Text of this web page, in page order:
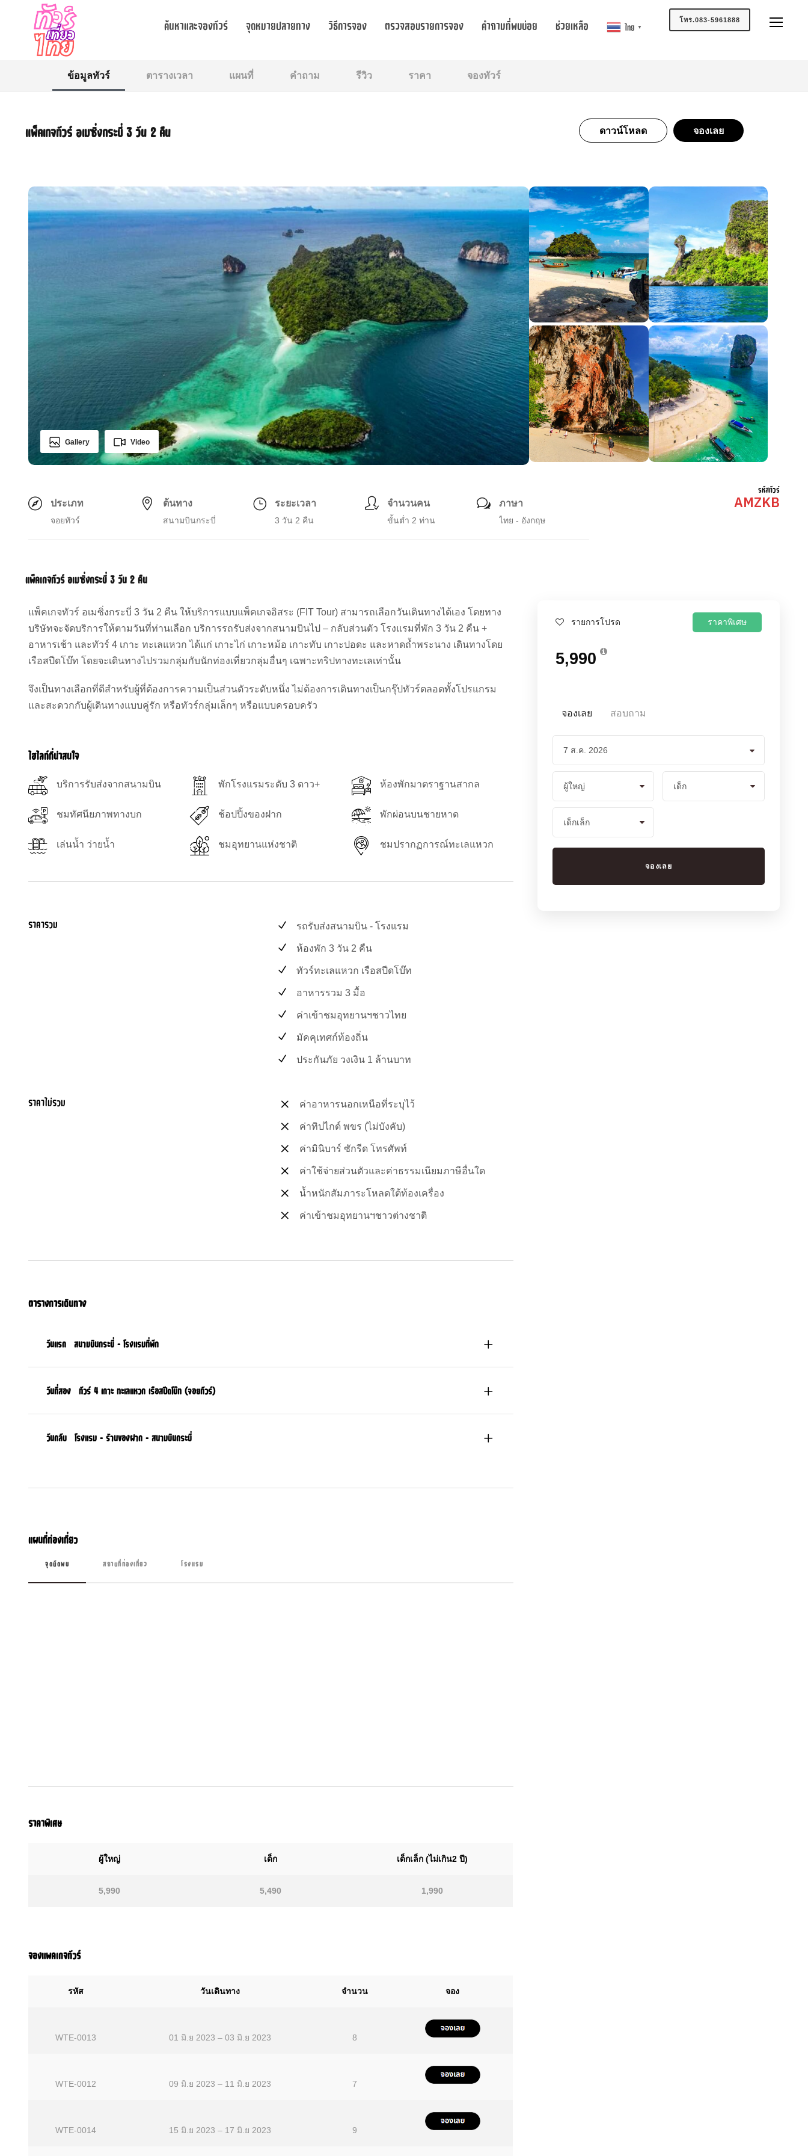
ค้นหาและจองทัวร์ จุดหมายปลายทาง วิธีการจอง ตรวจสอบรายการจอง คำถามที่พบบ่อย ช่วยเหลือ ไทย ▼
โทร.083-5961888
ข้อมูลทัวร์ ตารางเวลา แผนที่ คำถาม รีวิว ราคา จองทัวร์
แพ็คเกจทัวร์ อเมซิ่งกระบี่ 3 วัน 2 คืน ดาวน์โหลด จองเลย
Gallery Video
ประเภท
จอยทัวร์
ต้นทาง
สนามบินกระบี่
ระยะเวลา
3 วัน 2 คืน
จำนวนคน
ขั้นต่ำ 2 ท่าน
ภาษา
ไทย - อังกฤษ
รหัสทัวร์
AMZKB
แพ็คเกจทัวร์ อเมซิ่งกระบี่ 3 วัน 2 คืน
แพ็คเกจทัวร์ อเมซิ่งกระบี่ 3 วัน 2 คืน ให้บริการแบบแพ็คเกจอิสระ (FIT Tour) สามารถเลือกวันเดินทางได้เอง โดยทาง
บริษัทจะจัดบริการให้ตามวันที่ท่านเลือก บริการรถรับส่งจากสนามบินไป – กลับส่วนตัว โรงแรมที่พัก 3 วัน 2 คืน +
อาหารเช้า และทัวร์ 4 เกาะ ทะเลแหวก ได้แก่ เกาะไก่ เกาะหม้อ เกาะทับ เกาะปอดะ และหาดถ้ำพระนาง เดินทางโดย
เรือสปีดโบ๊ท โดยจะเดินทางไปรวมกลุ่มกับนักท่องเที่ยวกลุ่มอื่นๆ เฉพาะทริปทางทะเลเท่านั้น
จึงเป็นทางเลือกที่ดีสำหรับผู้ที่ต้องการความเป็นส่วนตัวระดับหนึ่ง ไม่ต้องการเดินทางเป็นกรุ๊ปทัวร์ตลอดทั้งโปรแกรม
และสะดวกกับผู้เดินทางแบบคู่รัก หรือทัวร์กลุ่มเล็กๆ หรือแบบครอบครัว
ไฮไลท์ที่น่าสนใจ
บริการรับส่งจากสนามบิน พักโรงแรมระดับ 3 ดาว+ ห้องพักมาตราฐานสากล
ชมทัศนียภาพทางบก ช้อปปิ้งของฝาก พักผ่อนบนชายหาด
เล่นน้ำ ว่ายน้ำ ชมอุทยานแห่งชาติ ชมปรากฏการณ์ทะเลแหวก
ราคารวม รถรับส่งสนามบิน - โรงแรม
ห้องพัก 3 วัน 2 คืน
ทัวร์ทะเลแหวก เรือสปีดโบ๊ท
อาหารรวม 3 มื้อ
ค่าเข้าชมอุทยานฯชาวไทย
มัคคุเทศก์ท้องถิ่น
ประกันภัย วงเงิน 1 ล้านบาท
ราคาไม่รวม ค่าอาหารนอกเหนือที่ระบุไว้
ค่าทิปไกด์ พขร (ไม่บังคับ)
ค่ามินิบาร์ ซักรีด โทรศัพท์
ค่าใช้จ่ายส่วนตัวและค่าธรรมเนียมภาษีอื่นใด
น้ำหนักสัมภาระโหลดใต้ท้องเครื่อง
ค่าเข้าชมอุทยานฯชาวต่างชาติ
ตารางการเดินทาง
วันแรก สนามบินกระบี่ - โรงแรมที่พัก
วันที่สอง ทัวร์ 4 เกาะ ทะเลแหวก เรือสปีดโบ๊ท (จอยทัวร์)
วันกลับ โรงแรม - ร้านของฝาก - สนามบินกระบี่
แผนที่ท่องเที่ยว
จุดนัดพบ สถานที่ท่องเที่ยว โรงแรม
ราคาพิเศษ
ผู้ใหญ่ เด็ก เด็กเล็ก (ไม่เกิน2 ปี)
5,990 5,490 1,990
จองแพคเกจทัวร์
รหัส วันเดินทาง จำนวน จอง
WTE-0013 01 มิ.ย 2023 – 03 มิ.ย 2023 8
WTE-0012 09 มิ.ย 2023 – 11 มิ.ย 2023 7
WTE-0014 15 มิ.ย 2023 – 17 มิ.ย 2023 9
รายการโปรด ราคาพิเศษ
5,990
จองเลย สอบถาม